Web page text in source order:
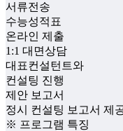
서류전송
수능성적표
온라인 제출
1:1 대면상담
대표컨설턴트와
컨설팅 진행
제안 보고서
정시 컨설팅 보고서 제
※ 프로그램 특징